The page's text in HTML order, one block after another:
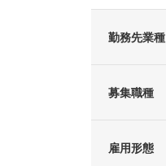
勤務先業種
募集職種
雇用形態